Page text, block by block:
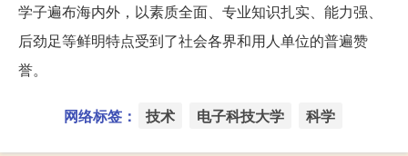
学子遍布海内外，以素质全面、专业知识扎实、能力强、
后劲足等鲜明特点受到了社会各界和用人单位的普遍赞
誉。
网络标签： 技术 电子科技大学 科学